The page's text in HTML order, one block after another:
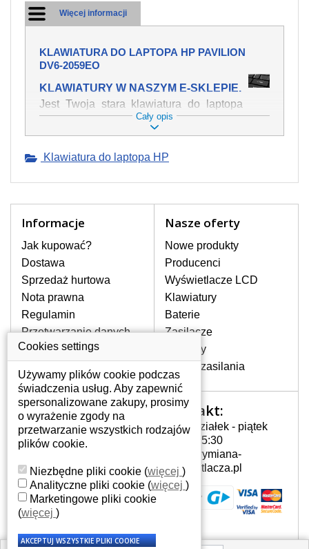
Więcej informacji
KLAWIATURA DO LAPTOPA HP PAVILION
DV6-2059EO
KLAWIATURY W NASZYM E-SKLEPIE.
Jest Twoja stara klawiatura do laptopa
HP Pavilion dv6-2059eo mechanicznie
uszkodzona, polałeś ją płynem, który
swojej pozycji? Kup nową klawiaturę,
Oferujemy oryginalne klawiatury w
stronie internetowej ją znajdziesz za
pomocy wyszukiwarki. Wystarczy znać
model laptopa. Przy każdej klawiaturze
nie może brakować szczególowe zdjęcie
do aktualnego stanu naszego magazynu.
W JAKI SPOSÓB MOŻE SIĘ
PRZEJAWIAĆ USTERKA
Częstymi objawami są pomijanie liter
czy wyświetlanie innych liter oraz
dublowanie tych samych znaków. W
przypadku podlicia klawisze nie
powrócą do pierwotnej pozycji. Albo
też uszkodzenie mechaniczne, np.
JAK TO DZIAŁA?
Klawiatura składa się z kilku
warstw folii, z których przewodzą
przewodzące warstwy.
Cały opis
Klawiatura do laptopa HP
Informacje
Jak kupować?
Dostawa
Sprzedaż hurtowa
Nota prawna
Regulamin
Przetwarzanie danych
osobowych
Gdzie nas znajdziesz
Nasze oferty
Nowe produkty
Producenci
Wyświetlacze LCD
Klawiatury
Baterie
Zasilacze
Zawiasy
Złącza zasilania
Twoje konto
Twoje konto
Dane osobowe
Adresy
Historia zamówień
Kontakt:
Poniedziałek - piątek
7:00 - 15:30
info@wymiana-
wyswietlacza.pl
Cookies settings
Używamy plików cookie podczas
świadczenia usług. Aby zapewnić
spersonalizowane zakupy, prosimy
o wyrażenie zgody na
przetwarzanie wszystkich rodzajów
plików cookie.
Niezbędne pliki cookie (więcej )
Analityczne pliki cookie (więcej )
Marketingowe pliki cookie
(więcej )